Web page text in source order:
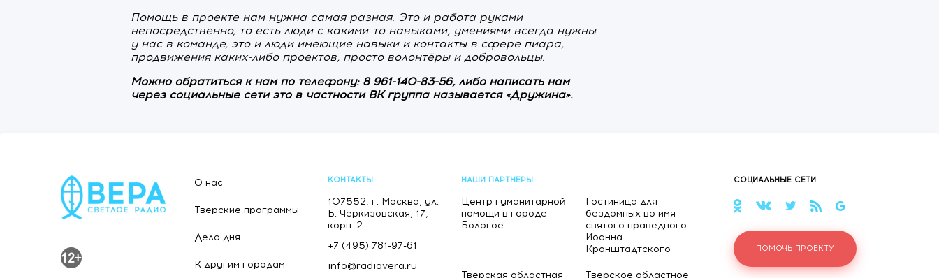
Помощь в проекте нам нужна самая разная. Это и работа руками
непосредственно, то есть люди с какими-то навыками, умениями всегда нужны
у нас в команде, это и люди имеющие навыки и контакты в сфере пиара,
продвижения каких-либо проектов, просто волонтёры и добровольцы.
Можно обратиться к нам по телефону: 8 961-140-83-56, либо написать нам
через социальные сети это в частности ВК группа называется «Дружина».
О нас
Тверские программы
Дело дня
К другим городам
КОНТАКТЫ
107552, г. Москва, ул.
Б. Черкизовская, 17,
корп. 2
+7 (495) 781-97-61
info@radiovera.ru
НАШИ ПАРТНЕРЫ
Центр гуманитарной
помощи в городе
Бологое
Гостиница для
бездомных во имя
святого праведного
Иоанна
Кронштадтского
Тверская областная
Тверское областное
СОЦИАЛЬНЫЕ СЕТИ
ПОМОЧЬ ПРОЕКТУ